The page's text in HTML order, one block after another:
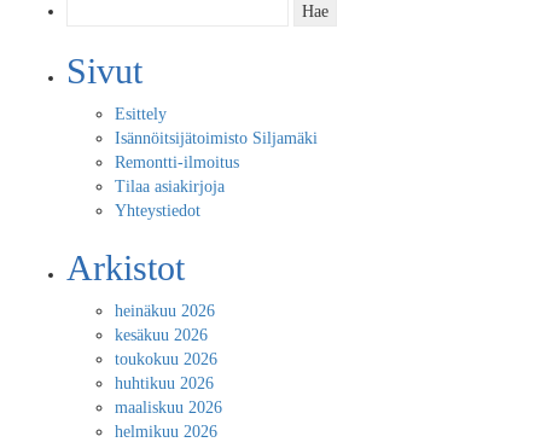
Sivut
Esittely
Isännöitsijätoimisto Siljamäki
Remontti-ilmoitus
Tilaa asiakirjoja
Yhteystiedot
Arkistot
heinäkuu 2026
kesäkuu 2026
toukokuu 2026
huhtikuu 2026
maaliskuu 2026
helmikuu 2026